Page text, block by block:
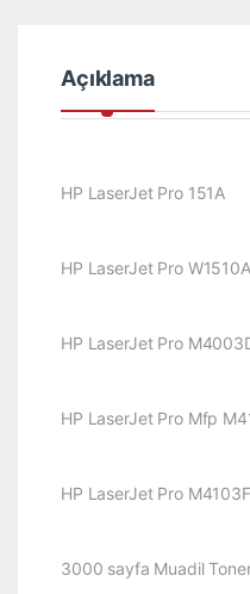
Açıklama
HP LaserJet Pro 151A
HP LaserJet Pro W1510A
HP LaserJet Pro
HP LaserJet Pro Mfp
HP LaserJet Pro
3000 sayfa Muadil